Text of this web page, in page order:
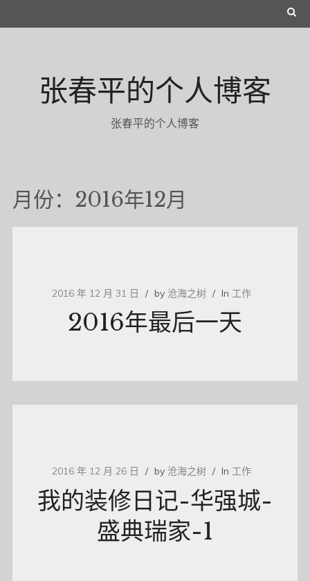
to
张春平的个人博客
张春平的个人博客
月份：2016年12月
2016 年 12 月 31 日 by 沧海之树 In 工作
2016年最后一天
2016 年 12 月 26 日 by 沧海之树 In 工作
我的装修日记-华强城-
盛典瑞家-1